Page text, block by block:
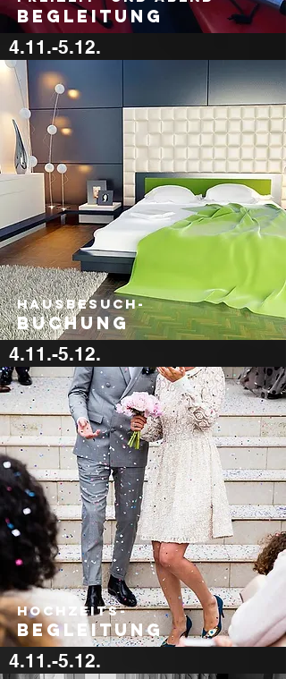
begleitung
4.11.-5.12.
600 €
Hausbesuch-
Buchung
4.11.-5.12.
600 €
hochzeits-
begleitung
4.11.-5.12.